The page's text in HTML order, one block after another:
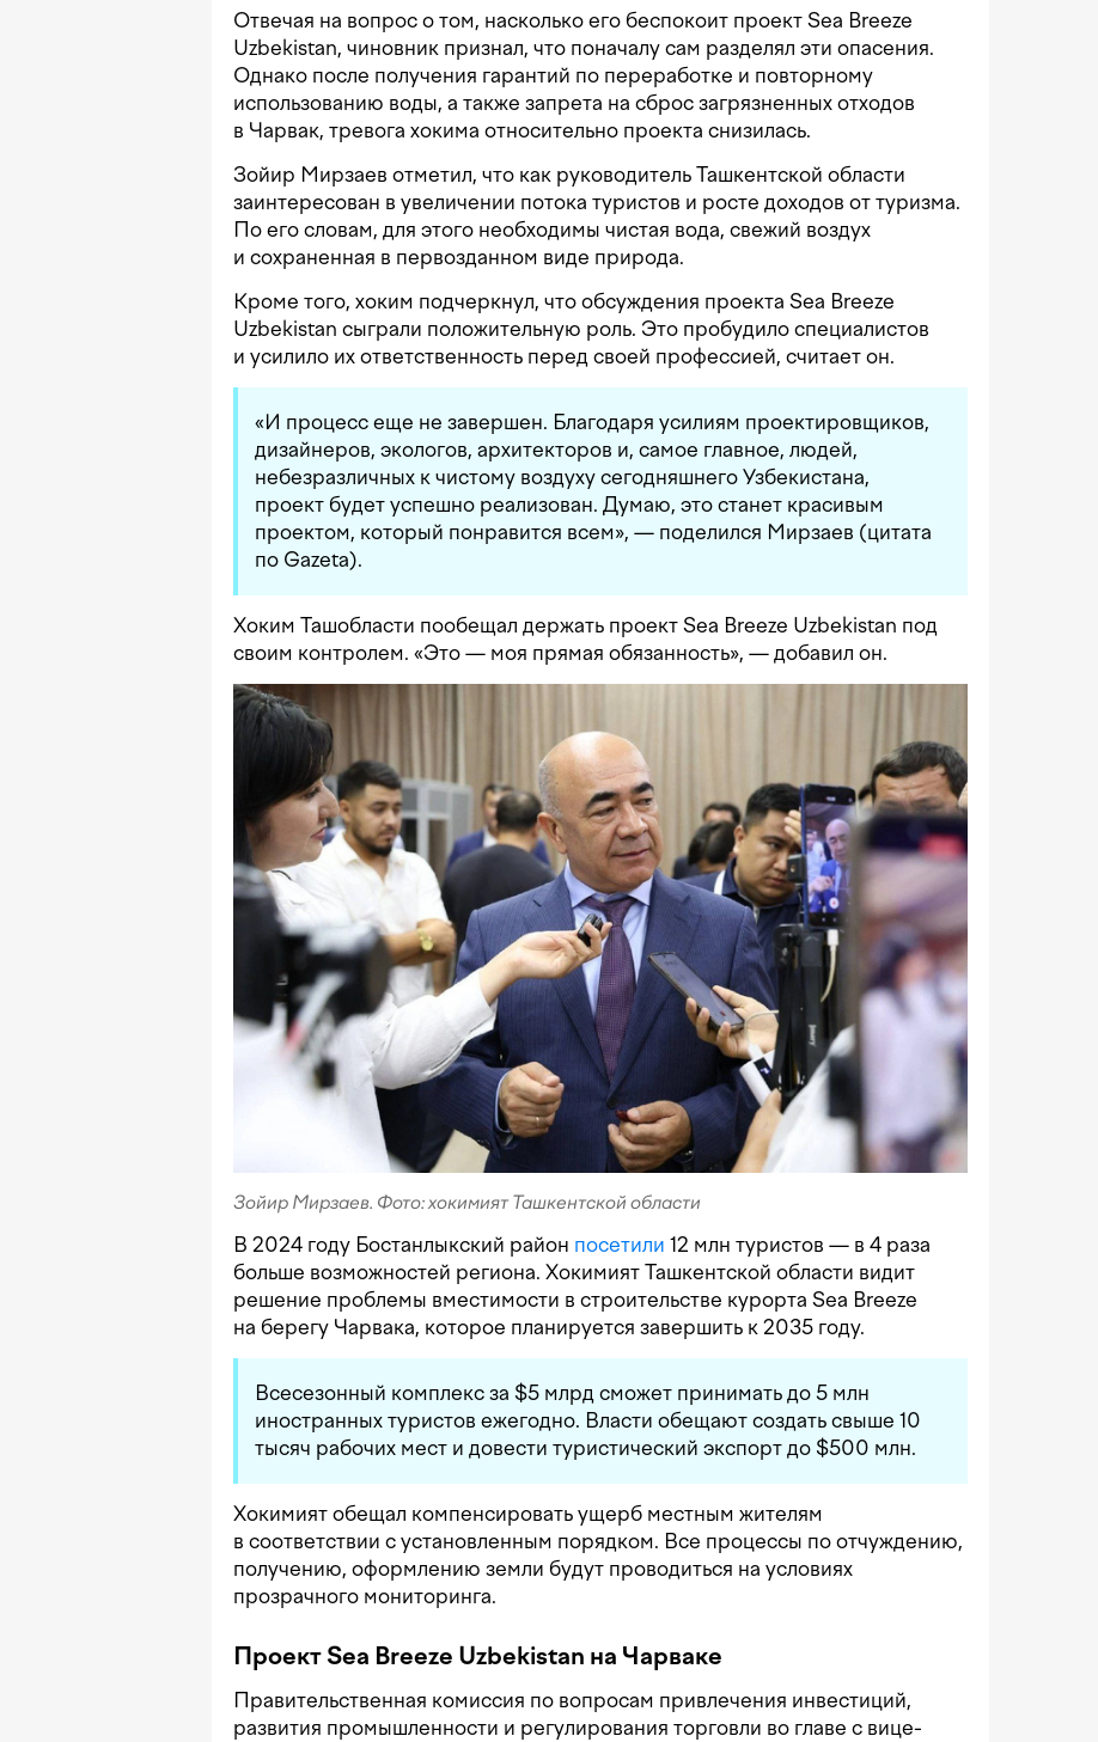
Отвечая на вопрос о том, насколько его беспокоит проект Sea Breeze
Uzbekistan, чиновник признал, что поначалу сам разделял эти опасения.
Однако после получения гарантий по переработке и повторному
использованию воды, а также запрета на сброс загрязненных отходов
в Чарвак, тревога хокима относительно проекта снизилась.
Зойир Мирзаев отметил, что как руководитель Ташкентской области
заинтересован в увеличении потока туристов и росте доходов от туризма.
По его словам, для этого необходимы чистая вода, свежий воздух
и сохраненная в первозданном виде природа.
Кроме того, хоким подчеркнул, что обсуждения проекта Sea Breeze
Uzbekistan сыграли положительную роль. Это пробудило специалистов
и усилило их ответственность перед своей профессией, считает он.
«И процесс еще не завершен. Благодаря усилиям проектировщиков,
дизайнеров, экологов, архитекторов и, самое главное, людей,
небезразличных к чистому воздуху сегодняшнего Узбекистана,
проект будет успешно реализован. Думаю, это станет красивым
проектом, который понравится всем», — поделился Мирзаев (цитата
по Gazeta).
Хоким Ташобласти пообещал держать проект Sea Breeze Uzbekistan под
своим контролем. «Это — моя прямая обязанность», — добавил он.
Зойир Мирзаев. Фото: хокимият Ташкентской области
В 2024 году Бостанлыкский район посетили 12 млн туристов — в 4 раза
больше возможностей региона. Хокимият Ташкентской области видит
решение проблемы вместимости в строительстве курорта Sea Breeze
на берегу Чарвака, которое планируется завершить к 2035 году.
Всесезонный комплекс за $5 млрд сможет принимать до 5 млн
иностранных туристов ежегодно. Власти обещают создать свыше 10
тысяч рабочих мест и довести туристический экспорт до $500 млн.
Хокимият обещал компенсировать ущерб местным жителям
в соответствии с установленным порядком. Все процессы по отчуждению,
получению, оформлению земли будут проводиться на условиях
прозрачного мониторинга.
Проект Sea Breeze Uzbekistan на Чарваке
Правительственная комиссия по вопросам привлечения инвестиций,
развития промышленности и регулирования торговли во главе с вице-